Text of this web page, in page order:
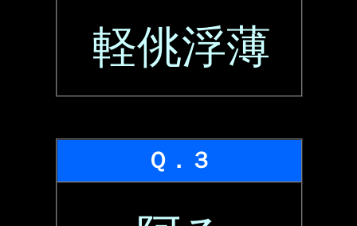
軽佻浮薄
Ｑ．３